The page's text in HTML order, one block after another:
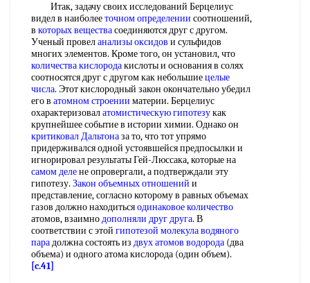
Итак, задачу своих исследований Берцелиус
видел в наиболееточном определении соотношений,
в которых веществасоединяются друг с другом.
Ученый провеланализы оксидов и сульфидов
многих элементов. Кроме того, он установил, что
количества кислородакислоты и основания в солях
соотносятся друг с другом как небольшиецелые
числа. Этот кислородный закон окончательно убедил
его в атомном строении материи. Берцелиус
охарактеризовалатомистическую гипотезукак
крупнейшее событие в истории химии. Однако он
критиковал Дальтоназа то, что тот упрямо
придерживался одной устоявшейся предпосылки и
игнорировал результаты Гей-Люссака, которые на
самом делене опровергали, а подтверждали эту
гипотезу. Закон объемных отношений и
представление, согласно которому в равных объемах
газов должно находитьсяодинаковое количество
атомов, взаимнодополняли друг друга. В
соответствии с этой гипотезой молекулаводяного
парадолжна состоять из двухатомов водорода (два
объема) и одного атома кислорода (один объем).
[c.41]